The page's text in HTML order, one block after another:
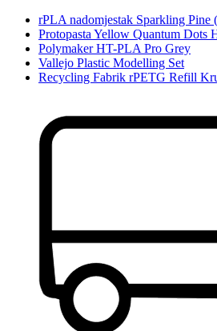
rPLA nadomjestak Sparkling Pine
Protopasta Yellow Quantum Dots
Polymaker HT-PLA Pro Grey
Vallejo Plastic Modelling Set
Recycling Fabrik rPETG Refill